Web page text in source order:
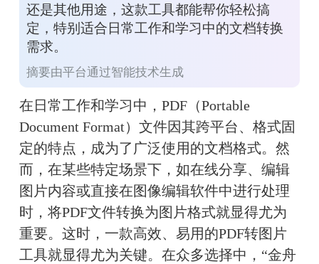
还是其他用途，这款工具都能帮你轻松搞
定，特别适合日常工作和学习中的文档转换
需求。
摘要由平台通过智能技术生成
在日常工作和学习中，PDF（Portable
Document Format）文件因其跨平台、格式固
定的特点，成为了广泛使用的文档格式。然
而，在某些特定场景下，如在线分享、编辑
图片内容或直接在图像编辑软件中进行处理
时，将PDF文件转换为图片格式就显得尤为
重要。这时，一款高效、易用的PDF转图片
工具就显得尤为关键。在众多选择中，“金舟